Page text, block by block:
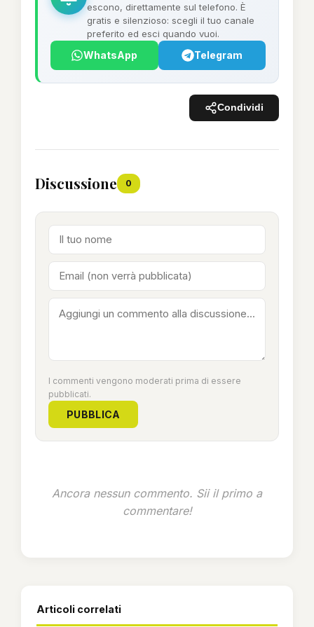
escono, direttamente sul telefono. È
gratis e silenzioso: scegli il tuo canale
preferito ed esci quando vuoi.
WhatsApp Telegram
Condividi
Discussione 0
I commenti vengono moderati prima di essere
pubblicati.
PUBBLICA
Ancora nessun commento. Sii il primo a
commentare!
Articoli correlati